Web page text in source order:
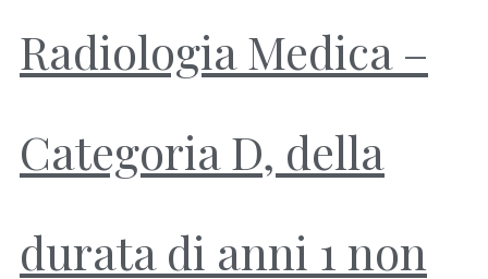
Radiologia Medica –
Categoria D, della
durata di anni 1 non